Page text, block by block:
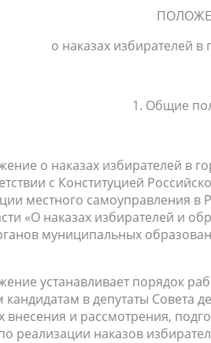
о наказах избирателей
1. Общие
о наказах избирателей в
с Конституцией
местного самоуправления в
«О наказах избирателей и
муниципальных
устанавливает порядок
в депутаты Совета
внесения и рассмотрения,
реализации наказов